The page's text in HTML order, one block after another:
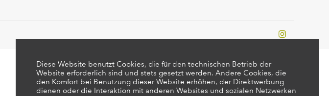
Diese Website benutzt Cookies, die für den technischen Betrieb der
Website erforderlich sind und stets gesetzt werden. Andere Cookies, die
den Komfort bei Benutzung dieser Website erhöhen, der Direktwerbung
dienen oder die Interaktion mit anderen Websites und sozialen Netzwerken